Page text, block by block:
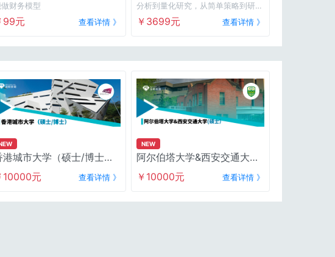
财务模型
99元 查看详情 》
分析到量化研究，从简单策略到研报
复现，一门课程全搞定。
￥3699元 查看详情 》
港城市大学（硕士/博士）
请费首款
10000元 查看详情 》
NEW
阿尔伯塔大学&西安交通大学
（硕士）申请费首款
￥10000元 查看详情 》